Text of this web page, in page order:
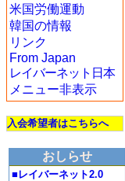
米国労働運動
韓国の情報
リンク
From Japan
レイバーネット日本
メニュー非表示
入会希望者はこちらへ
おしらせ
■レイバーネット2.0